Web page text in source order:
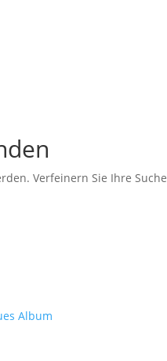
Verfeinern Sie Ihre
Album